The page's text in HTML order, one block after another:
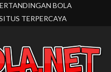
BOLA
TERPERCAYA